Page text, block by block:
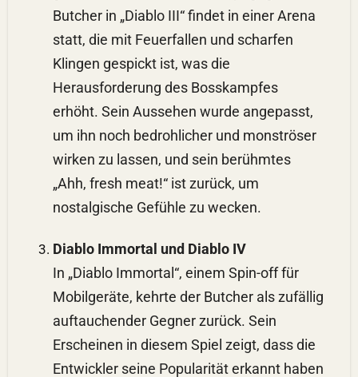
Butcher in „Diablo III“ findet in einer Arena
statt, die mit Feuerfallen und scharfen
Klingen gespickt ist, was die
Herausforderung des Bosskampfes
erhöht. Sein Aussehen wurde angepasst,
um ihn noch bedrohlicher und monströser
wirken zu lassen, und sein berühmtes
„Ahh, fresh meat!“ ist zurück, um
nostalgische Gefühle zu wecken.
Diablo Immortal und Diablo IV
In „Diablo Immortal“, einem Spin-off für
Mobilgeräte, kehrte der Butcher als zufällig
auftauchender Gegner zurück. Sein
Erscheinen in diesem Spiel zeigt, dass die
Entwickler seine Popularität erkannt haben